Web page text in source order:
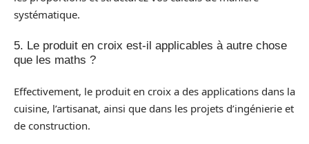
systématique.
5. Le produit en croix est-il applicables à autre chose
que les maths ?
Effectivement, le produit en croix a des applications dans la
cuisine, l’artisanat, ainsi que dans les projets d’ingénierie et
de construction.